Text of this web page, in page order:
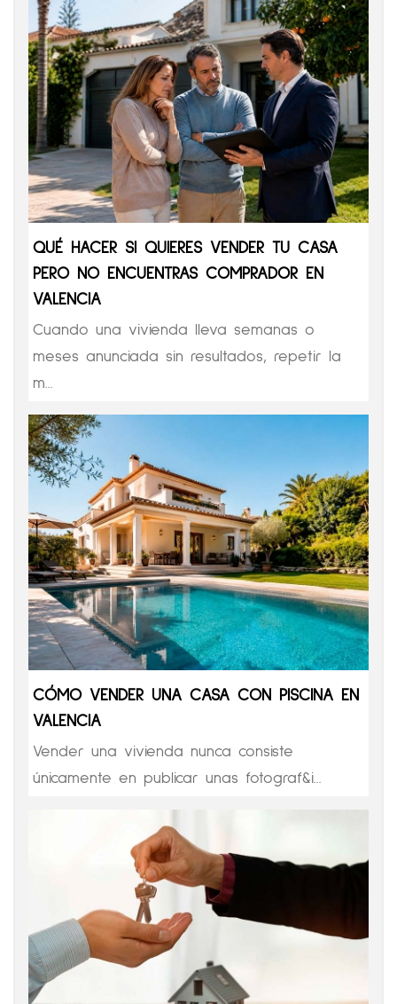
QUÉ HACER SI QUIERES VENDER TU CASA
PERO NO ENCUENTRAS COMPRADOR EN
VALENCIA
Cuando una vivienda lleva semanas o
meses anunciada sin resultados, repetir la
m...
CÓMO VENDER UNA CASA CON PISCINA EN
VALENCIA
Vender una vivienda nunca consiste
únicamente en publicar unas fotograf&i...